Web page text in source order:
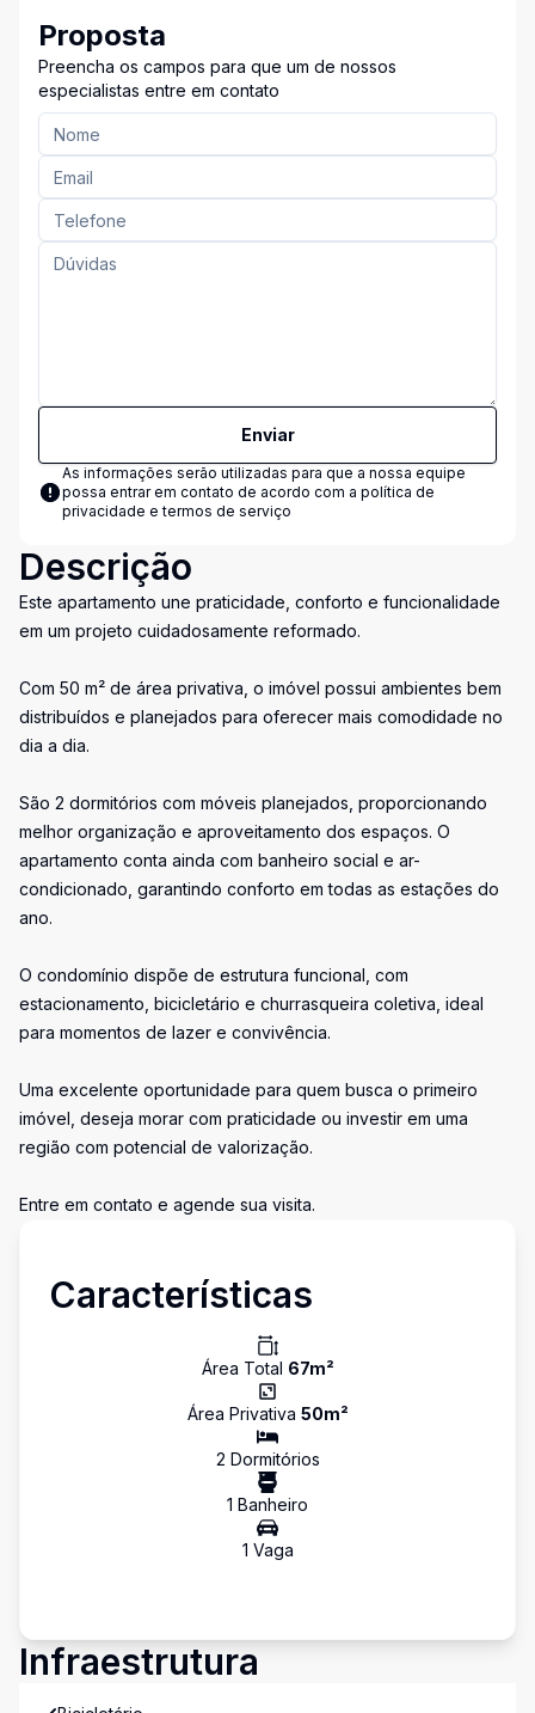
Proposta
Preencha os campos para que um de nossos
especialistas entre em contato
Enviar
As informações serão utilizadas para que a nossa equipe
possa entrar em contato de acordo com a política de
privacidade e termos de serviço
Descrição
Este apartamento une praticidade, conforto e funcionalidade
em um projeto cuidadosamente reformado.
Com 50 m² de área privativa, o imóvel possui ambientes bem
distribuídos e planejados para oferecer mais comodidade no
dia a dia.
São 2 dormitórios com móveis planejados, proporcionando
melhor organização e aproveitamento dos espaços. O
apartamento conta ainda com banheiro social e ar-
condicionado, garantindo conforto em todas as estações do
ano.
O condomínio dispõe de estrutura funcional, com
estacionamento, bicicletário e churrasqueira coletiva, ideal
para momentos de lazer e convivência.
Uma excelente oportunidade para quem busca o primeiro
imóvel, deseja morar com praticidade ou investir em uma
região com potencial de valorização.
Entre em contato e agende sua visita.
Características
Área Total 67m²
Área Privativa 50m²
2 Dormitórios
1 Banheiro
1 Vaga
Infraestrutura